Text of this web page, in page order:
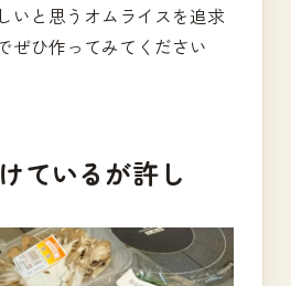
いと思うオムライスを追求
ぜひ作ってみてください
ているが許し